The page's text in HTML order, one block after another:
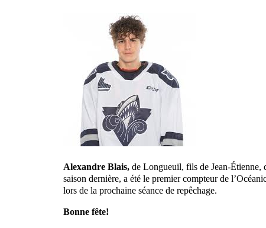
Alexandre Blais, de Longueuil, fils de Jean-Étienne,
saison dernière, a été le premier compteur de
lors de la prochaine séance de repêchage.
Bonne fête!